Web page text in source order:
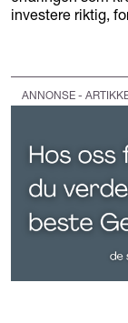
investere riktig,
ANNONSE -